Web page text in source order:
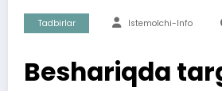
Tadbirlar Istemolchi-Info
Beshariqda